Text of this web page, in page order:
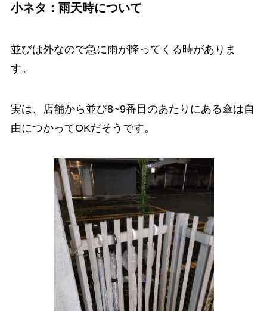
小ネタ：雨天時について
並びは外なので急に雨が降ってくる時がありま
す。
実は、店舗から並び8~9番目のあたりにある傘は自
由につかってOKだそうです。